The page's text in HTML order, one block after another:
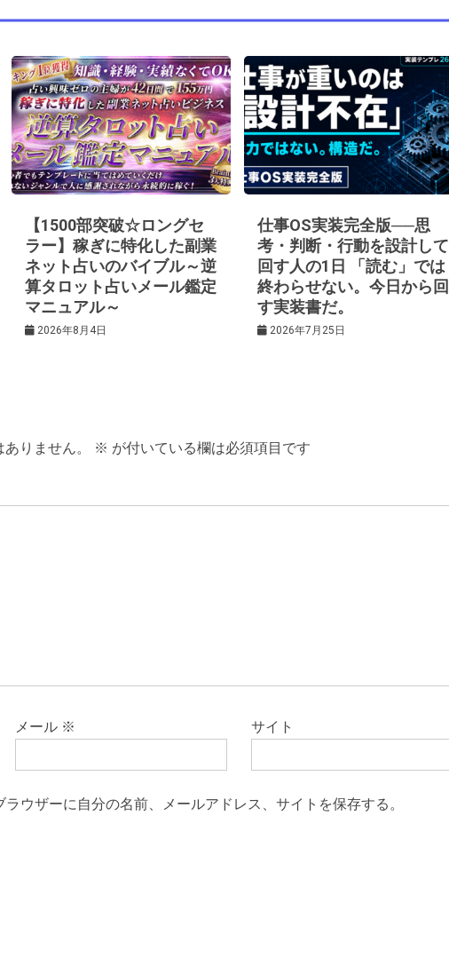
【1500部突破☆ロングセ
ラー】稼ぎに特化した副業
ネット占いのバイブル～逆
算タロット占いメール鑑定
マニュアル～
2026年8月4日
仕事OS実装完全版──思
考・判断・行動を設計して
回す人の1日 「読む」では
終わらせない。今日から回
す実装書だ。
2026年7月25日
りません。 ※ が付いている欄は必須項目です
メール ※ サイト
ウザーに自分の名前、メールアドレス、サイトを保存する。